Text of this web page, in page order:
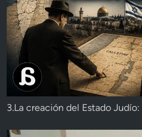
3.La creación del Estado